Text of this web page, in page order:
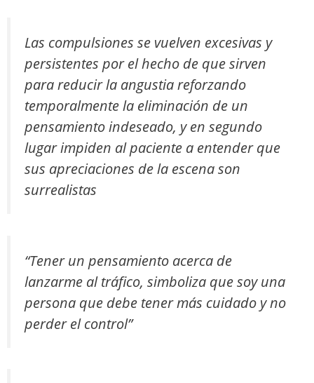
Las compulsiones se vuelven excesivas y
persistentes por el hecho de que sirven
para reducir la angustia reforzando
temporalmente la eliminación de un
pensamiento indeseado, y en segundo
lugar impiden al paciente a entender que
sus apreciaciones de la escena son
surrealistas
“Tener un pensamiento acerca de
lanzarme al tráfico, simboliza que soy una
persona que debe tener más cuidado y no
perder el control”